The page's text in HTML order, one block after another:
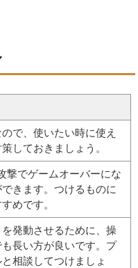
で、使いたい時に使え
しておきましょう。
撃でゲームオーバーにな
きます。つけるものに
めです。
発動させるために、操
長い方が良いです。プ
相談してつけましょ